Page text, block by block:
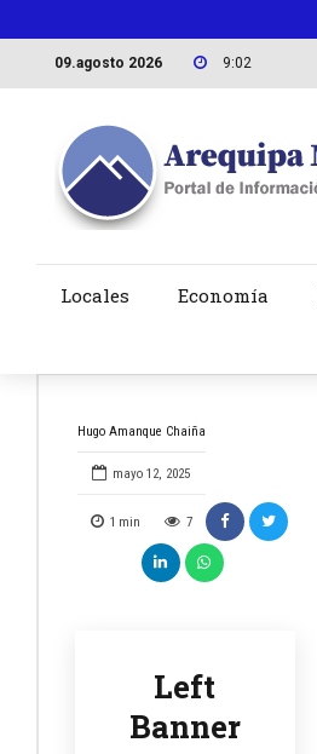
09.agosto 2026 9:02
Locales Economía
Hugo Amanque Chaiña
mayo 12, 2025
1 min 7
Left
Banner